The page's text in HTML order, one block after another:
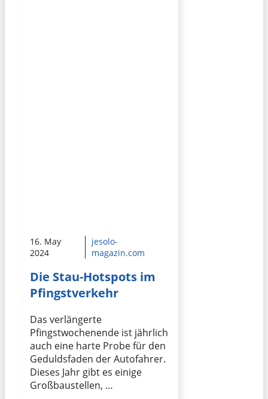
16. May
2024
jesolo-
magazin.com
Die Stau-Hotspots im
Pfingstverkehr
Das verlängerte
Pfingstwochenende ist jährlich
auch eine harte Probe für den
Geduldsfaden der Autofahrer.
Dieses Jahr gibt es einige
Großbaustellen, …